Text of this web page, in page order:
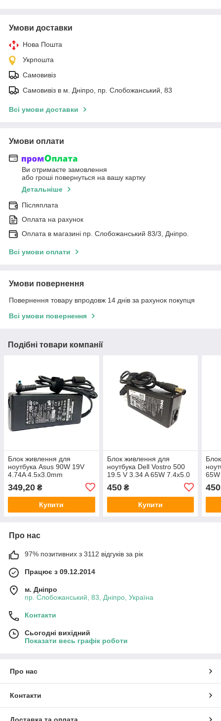
Умови доставки
Нова Пошта
Укрпошта
Самовивіз
Самовивіз в м. Дніпро, пр. Слобожанський, 83
Всі умови доставки
Умови оплати
Ви отримаєте замовлення
або гроші повернуться на вашу картку
Детальніше
Післяплата
Оплата на рахунок
Оплата в магазині пр. Слобожанський 83/3, Дніпро.
Всі умови оплати
Умови повернення
Повернення товару впродовж 14 днів за рахунок покупця
Всі умови повернення
Подібні товари компанії
Блок живлення для
ноутбука Asus 90W 19V
4.74A 4.5x3.0mm
349,20 ₴
Купити
Блок живлення для
ноутбука Dell Vostro 500
19.5 V 3.34 A 65W 7.4x5.0
450₴
Купити
450
Про нас
97% позитивних з 3112 відгуків за рік
Працює з 09.12.2014
м. Дніпро
пр. Слобожанський, 83, Дніпро, Україна
Контакти
Сьогодні вихідний
Показати весь графік роботи
Про нас
Контакти